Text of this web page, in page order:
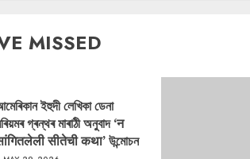
MISSED
ইহুদী লেখিকা ডেনা
গ্ৰন্থৰ মাৰাঠী অনুবাদ ‘न
सीतेची कथा’ উন্মোচন